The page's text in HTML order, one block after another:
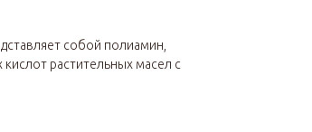
собой полиамин,
растительных масел с